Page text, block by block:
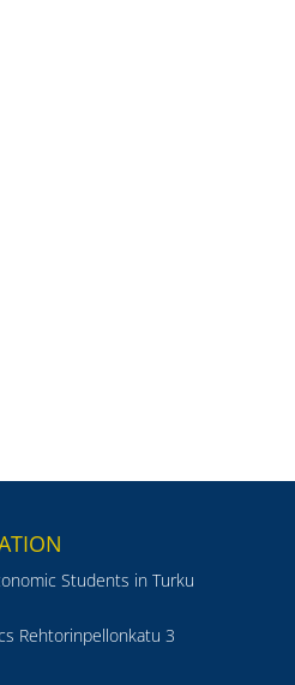
Students in Turku
Rehtorinpellonkatu 3